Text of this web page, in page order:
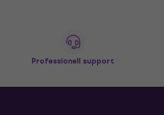
Professionell support